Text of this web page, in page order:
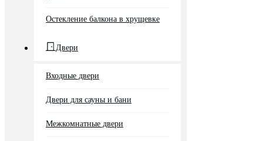
Остекление балкона в хрущевке
Двери
Входные двери
Двери для сауны и бани
Межкомнатные двери